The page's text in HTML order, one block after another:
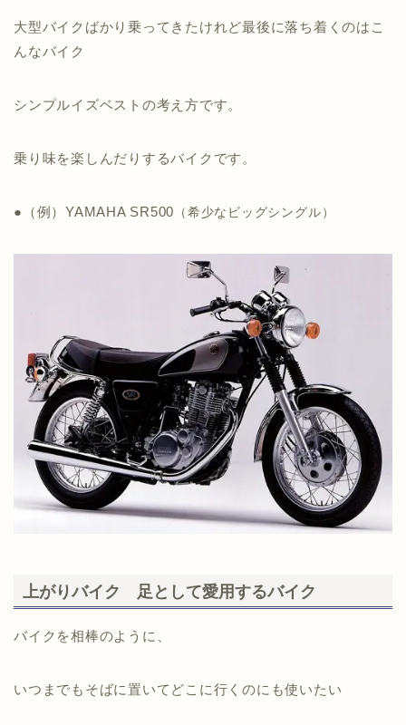
大型バイクばかり乗ってきたけれど最後に落ち着くのはこ
んなバイク
シンプルイズベストの考え方です。
乗り味を楽しんだりするバイクです。
●（例）YAMAHA SR500 （希少なビッグシングル）
上がりバイク 足として愛用するバイク
バイクを相棒のように、
いつまでもそばに置いてどこに行くのにも使いたい